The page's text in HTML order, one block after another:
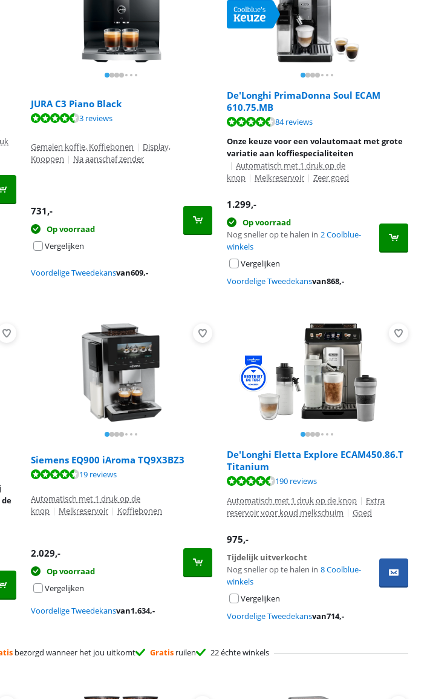
JURA C3 Piano Black
3 reviews
Gemalen koffie, Koffiebonen | Display,
Knoppen | Na aanschaf zender
731,-
Op voorraad
Vergelijken
Voordelige Tweedekansvan609,-
De'Longhi PrimaDonna Soul ECAM
610.75.MB
84 reviews
Onze keuze voor een volautomaat met grote
variatie aan koffiespecialiteiten
| Automatisch met 1 druk op de
knop | Melkreservoir | Zeer goed
1.299,-
Op voorraad
Nog sneller op te halen in 2 Coolblue-
winkels
Vergelijken
Voordelige Tweedekansvan868,-
Siemens EQ900 iAroma TQ9X3BZ3
19 reviews
Automatisch met 1 druk op de
knop | Melkreservoir | Koffiebonen
2.029,-
Op voorraad
Vergelijken
Voordelige Tweedekansvan1.634,-
De'Longhi Eletta Explore ECAM450.86.T
Titanium
reviews.
190 reviews
Automatisch met 1 druk op de knop | Extra
reservoir voor koud melkschuim | Goed
975,-
Tijdelijk uitverkocht
Nog sneller op te halen in 8 Coolblue-
winkels
Vergelijken
Voordelige Tweedekansvan714,-
bezorgd wanneer het jou uitkomt Gratisruilen 22 échte winkels